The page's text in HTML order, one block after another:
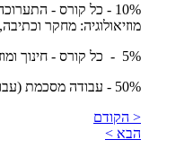
10% - כל קורס -
מוזיאולוגיה: מחקר
5% - כל קורס - חינוך ומוזיאון, מינהל וכוח אדם.
50% - עבודה מסכמת (עבודת גמר).
< הקודם
הבא >